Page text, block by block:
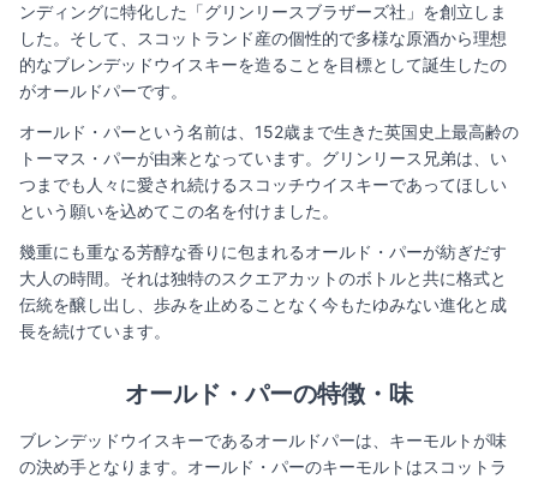
ンディングに特化した「グリンリースブラザーズ社」を創立しま
した。そして、スコットランド産の個性的で多様な原酒から理想
的なブレンデッドウイスキーを造ることを目標として誕生したの
がオールドパーです。
オールド・パーという名前は、152歳まで生きた英国史上最高齢の
トーマス・パーが由来となっています。グリンリース兄弟は、い
つまでも人々に愛され続けるスコッチウイスキーであってほしい
という願いを込めてこの名を付けました。
幾重にも重なる芳醇な香りに包まれるオールド・パーが紡ぎだす
大人の時間。それは独特のスクエアカットのボトルと共に格式と
伝統を醸し出し、歩みを止めることなく今もたゆみない進化と成
長を続けています。
オールド・パーの特徴・味
ブレンデッドウイスキーであるオールドパーは、キーモルトが味
の決め手となります。オールド・パーのキーモルトはスコットラ